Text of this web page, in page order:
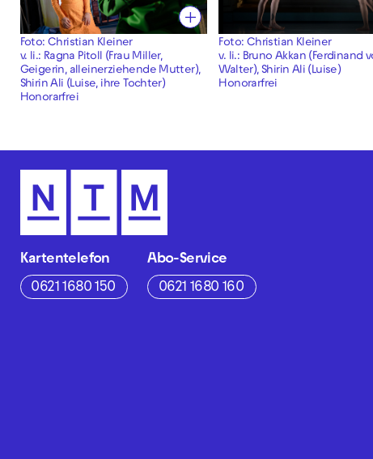
Foto: Christian Kleiner
v. li.: Ragna Pitoll (Frau Miller,
Geigerin, alleinerziehende Mutter),
Shirin Ali (Luise, ihre Tochter)
Honorarfrei
Foto: Christian Kleiner
v. li.: Bruno Akkan (Ferdinand
Walter), Shirin Ali (Luise)
Honorarfrei
Kartentelefon
0621 1680 150
Abo-Service
0621 1680 160